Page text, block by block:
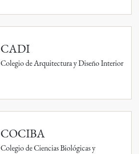
CADI
Colegio de Arquitectura y Diseño Interior
COCIBA
Colegio de Ciencias Biológicas y